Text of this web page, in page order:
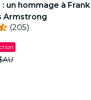
: un hommage à Frank
Armstrong
(205)